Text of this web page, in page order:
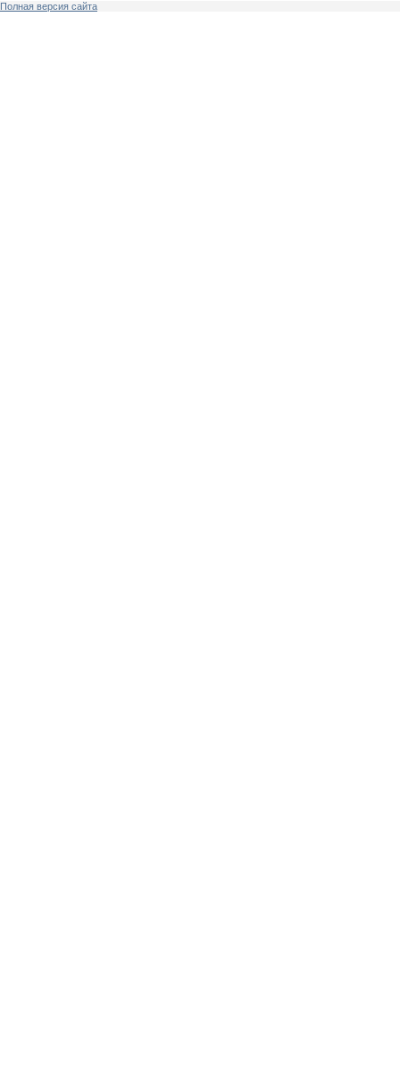
Полная версия сайта